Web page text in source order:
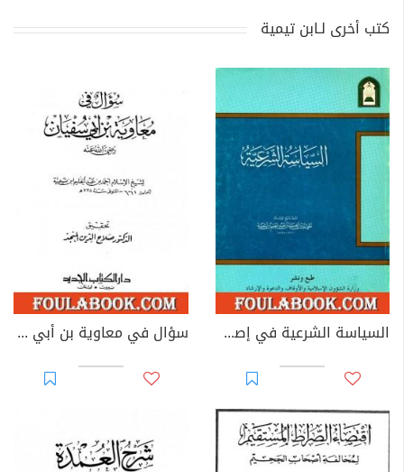
كتب أخرى لـابن تيمية
السياسة الشرعية في إصلاح الراعي والرعية - نسخة أخرى سؤال في معاوية بن أبي سفيان